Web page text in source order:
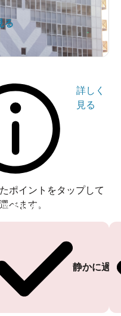
る
詳しく
見る
ポイントをタップして
べます。
る 静かに過
ありがとうございます